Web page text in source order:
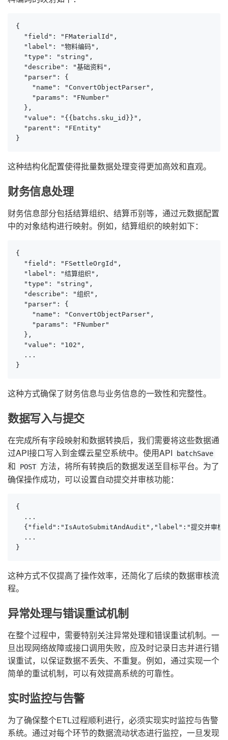
{
  "field": "FMaterialId",
  "label": "物料编码",
  "type": "string",
  "describe": "基础资料",
  "parser": {
    "name": "ConvertObjectParser",
    "params": "FNumber"
  },
  "value": "{{batchs.sku_id}}",
  "parent": "FEntity"
}
这种结构化配置使得批量数据处理变得更加高效和直观。
财务信息处理
财务信息部分包括结算组织、结算币别等，通过元数据配置
中的对象结构进行映射。例如，结算组织的映射如下：
{
  "field": "FSettleOrgId",
  "label": "结算组织",
  "type": "string",
  "describe": "组织",
  "parser": {
    "name": "ConvertObjectParser",
    "params": "FNumber"
  },
  "value": "102",
  ...
}
这种方式确保了财务信息与业务信息的一致性和完整性。
数据写入与提交
在完成所有字段映射和数据转换后，我们需要将这些数据通
过API接口写入到金蝶云星空系统中。使用API
batchSave
和 POST 方法，将所有转换后的数据发送至目标平台。为了
确保操作成功，可以设置自动提交并审核功能：
{
  ...
{"field":"IsAutoSubmitAndAudit","label":"提交并审
  ...
}
这种方式不仅提高了操作效率，还简化了后续的数据审核流
程。
异常处理与错误重试机制
在整个过程中，需要特别关注异常处理和错误重试机制。一
旦出现网络故障或接口调用失败，应及时记录日志并进行错
误重试，以保证数据不丢失、不重复。例如，通过实现一个
简单的重试机制，可以有效提高系统的可靠性。
实时监控与告警
为了确保整个ETL过程顺利进行，必须实现实时监控与告警
系统。通过对每个环节的数据流动状态进行监控，一旦发现